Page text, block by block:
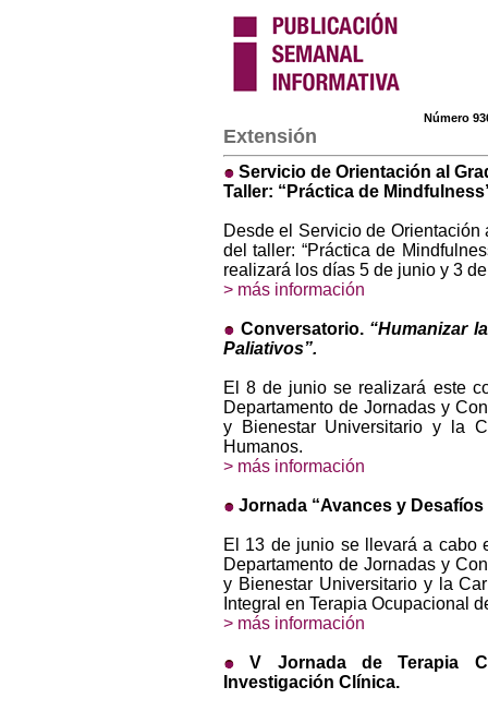
Número
Extensión
Servicio de Orientación al
Taller: “Práctica de
Desde el Servicio de
del taller: “Práctica de
realizará los días 5 de junio y 3
> más información
Conversatorio. “Humanizar
Paliativos”.
El 8 de junio se realizará este
Departamento de Jornadas y
y Bienestar Universitario y la
Humanos.
> más información
Jornada “Avances y
El 13 de junio se llevará a cabo
Departamento de Jornadas y
y Bienestar Universitario y la
Integral en Terapia Ocupacional
> más información
V Jornada de Terapia
Investigación Clínica.